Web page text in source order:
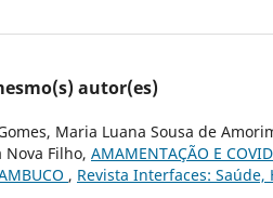
autor(es)
Maria Luana Sousa de
Nova Filho, AMAMENTAÇÃO E
, Revista Interfaces: Saúde,